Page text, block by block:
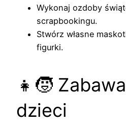
Wykonaj ozdoby
scrapbookingu.
Stwórz własne
figurki.
👧🧒
dzieci